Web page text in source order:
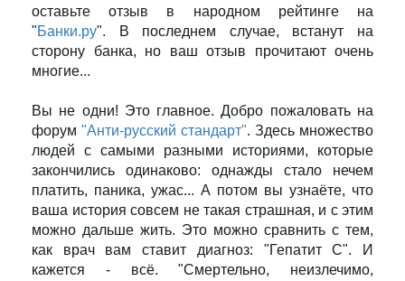
оставьте отзыв в народном рейтинге на
"Банки.ру". В последнем случае, встанут на
сторону банка, но ваш отзыв прочитают очень
многие...
Вы не одни! Это главное. Добро пожаловать на
форум "Анти-русский стандарт". Здесь множество
людей с самыми разными историями, которые
закончились одинаково: однажды стало нечем
платить, паника, ужас... А потом вы узнаёте, что
ваша история совсем не такая страшная, и с этим
можно дальше жить. Это можно сравнить с тем,
как врач вам ставит диагноз: "Гепатит С". И
кажется - всё. "Смертельно, неизлечимо,